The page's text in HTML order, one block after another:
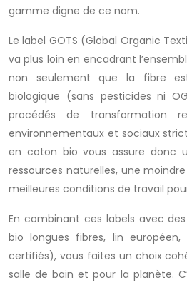
gamme digne de ce nom.
Le label GOTS (Global Organic
va plus loin en encadrant
non seulement que la fibre
biologique (sans pesticides ni
procédés de transformation
environnementaux et sociaux
en coton bio vous assure donc
ressources naturelles, une
meilleures conditions de travail
En combinant ces labels avec
bio longues fibres, lin
certifiés), vous faites un choix
salle de bain et pour la planète.